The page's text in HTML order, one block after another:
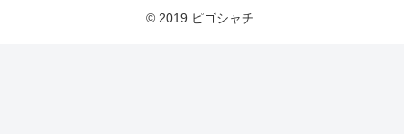
© 2019 ピゴシャチ.